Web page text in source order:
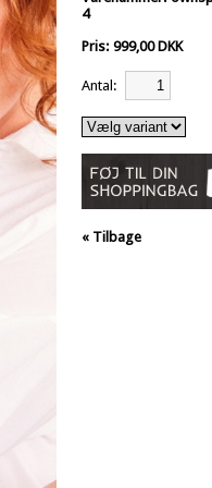
4
Pris: 999,00 DKK
Antal:
« Tilbage